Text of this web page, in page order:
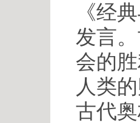
《经
发言
会的
人类
古代